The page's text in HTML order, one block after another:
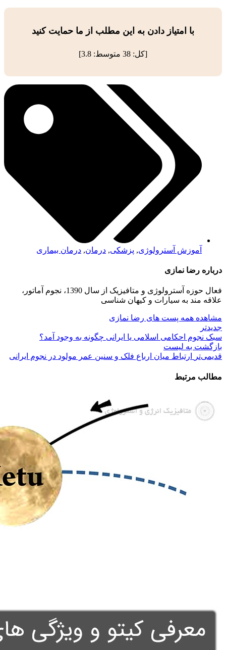
با امتیاز دادن به این مطلب از ما حمایت کنید
[کل: 38 متوسط: 3.8
]
آموزش آسترولوژی, پزشکی, درمان, درمان بیماری
درباره رضا نمازی
فعال حوزه آسترولوژی و متافیزیک از سال 1390، نجوم آماتور،
علاقه مند به سیارات و کیهان شناسی
مشاهده همه پست های رضا نمازی
جدیدتر
سبک نجوم احکامی اسلامی یا ایرانی چگونه به وجود آمد؟
بازگشت بە لیست
قدیمی‌تر
ارتباط میان ارباع فلک و سنین عمر مولود در نجوم ایرانی
مطالب مرتبط